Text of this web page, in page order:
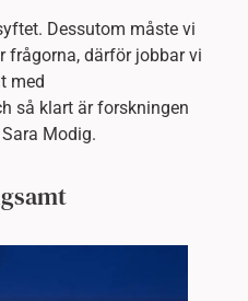
Dessutom måste vi
frågorna, därför jobbar vi
med
så klart är forskningen
Modig.